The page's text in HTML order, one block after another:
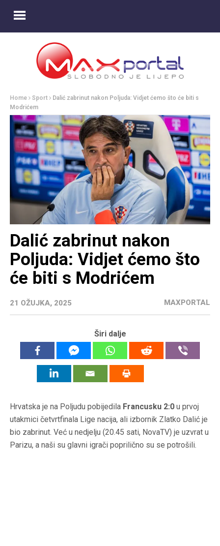
Home Sport
Dalić zabrinut nakon Poljuda: Vidjet ćemo što će biti s
Modrićem
Dalić zabrinut nakon
Poljuda: Vidjet ćemo što
će biti s Modrićem
21 OŽUJKA, 2025 MAXPORTAL
Širi dalje
Hrvatska je na Poljudu pobijedila Francusku 2:0 u prvoj
utakmici četvrtfinala Lige nacija, ali izbornik Zlatko Dalić je
bio zabrinut. Već u nedjelju (20.45 sati, NovaTV) je uzvrat u
Parizu, a naši su glavni igrači poprilično su se potrošili.